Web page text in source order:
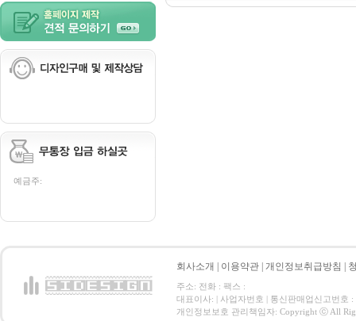
예금주:
회사소개 이용약관 개인정보취급방침
주소: 전화 : 팩스 :
대표이사: | 사업자번호 | 통신판매업신고번호 :
개인정보보호 관리책임자: Copyright ⓒ All